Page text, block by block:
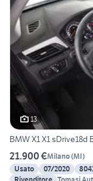
13
BMW X1 X1 sDrive18d
21.900 €Milano(MI)
Usato
07/2020